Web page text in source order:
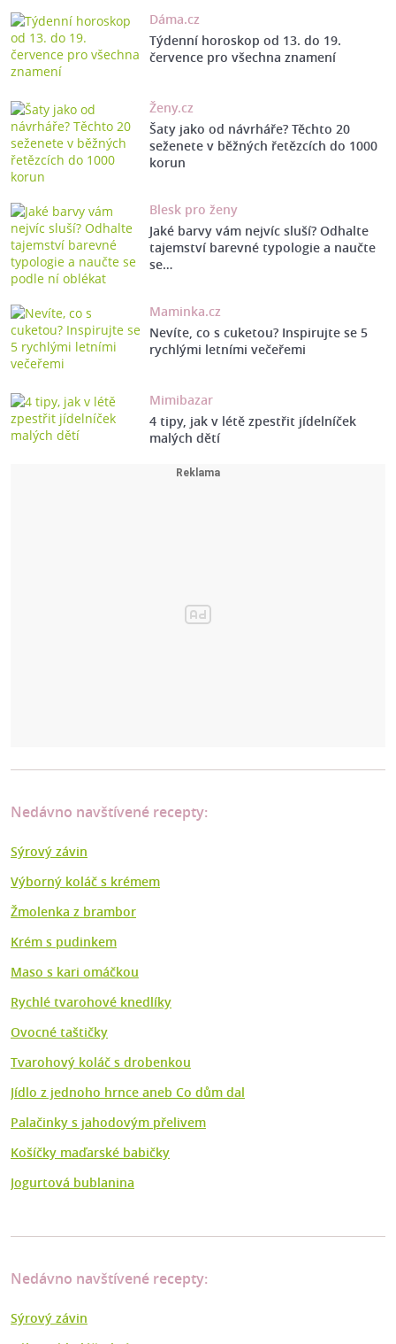
Dáma.cz
Týdenní horoskop od 13. do 19.
července pro všechna znamení
Ženy.cz
Šaty jako od návrháře? Těchto 20
seženete v běžných řetězcích do 1000
korun
Blesk pro ženy
Jaké barvy vám nejvíc sluší? Odhalte
tajemství barevné typologie a naučte
se…
Maminka.cz
Nevíte, co s cuketou? Inspirujte se 5
rychlými letními večeřemi
Mimibazar
4 tipy, jak v létě zpestřit jídelníček
malých dětí
Nedávno navštívené recepty:
Sýrový závin
Výborný koláč s krémem
Žmolenka z brambor
Krém s pudinkem
Maso s kari omáčkou
Rychlé tvarohové knedlíky
Ovocné taštičky
Tvarohový koláč s drobenkou
Jídlo z jednoho hrnce aneb Co dům dal
Palačinky s jahodovým přelivem
Košíčky maďarské babičky
Jogurtová bublanina
Nedávno navštívené recepty:
Sýrový závin